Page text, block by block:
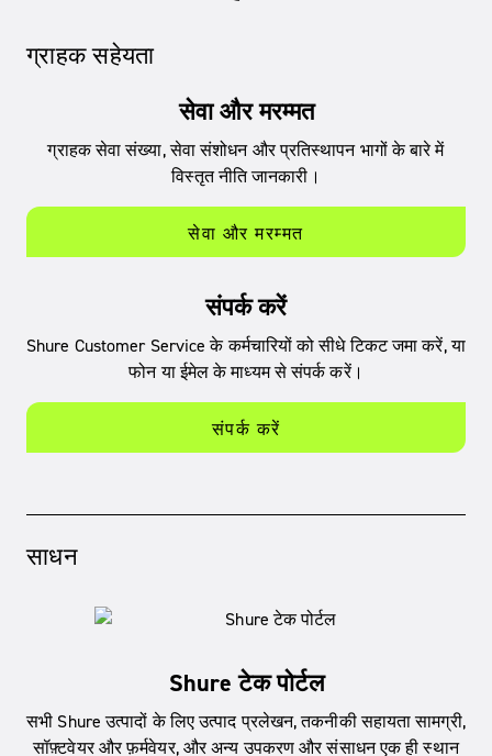
ग्राहक सहेयता
सेवा और मरम्मत
ग्राहक सेवा संख्या, सेवा संशोधन और प्रतिस्थापन भागों के बारे में
विस्तृत नीति जानकारी।
सेवा और मरम्मत
संपर्क करें
Shure Customer Service के कर्मचारियों को सीधे टिकट जमा करें, या
फोन या ईमेल के माध्यम से संपर्क करें।
संपर्क करें
साधन
Shure टेक पोर्टल
सभी Shure उत्पादों के लिए उत्पाद प्रलेखन, तकनीकी सहायता सामग्री,
सॉफ़्टवेयर और फ़र्मवेयर, और अन्य उपकरण और संसाधन एक ही स्थान